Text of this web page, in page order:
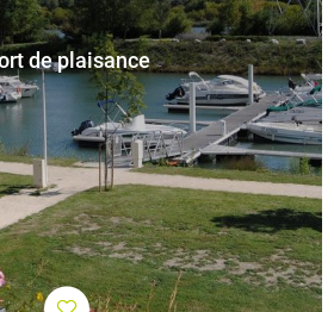
de plaisance